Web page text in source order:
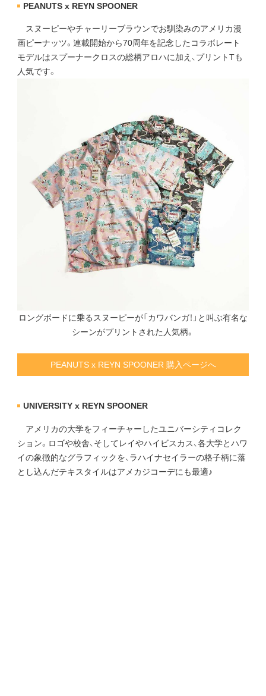
PEANUTS x REYN SPOONER
スヌーピーやチャーリーブラウンでお馴染みのアメリカ漫
画ピーナッツ。連載開始から70周年を記念したコラボレート
モデルはスプーナークロスの総柄アロハに加え、プリントTも
人気です。
ロングボードに乗るスヌーピーが「カワバンガ！」と叫ぶ有名な
シーンがプリントされた人気柄。
PEANUTS x REYN SPOONER 購入ページへ
UNIVERSITY x REYN SPOONER
アメリカの大学をフィーチャーしたユニバーシティコレク
ション。ロゴや校舎、そしてレイやハイビスカス、各大学とハワ
イの象徴的なグラフィックを、ラハイナセイラーの格子柄に落
とし込んだテキスタイルはアメカジコーデにも最適♪